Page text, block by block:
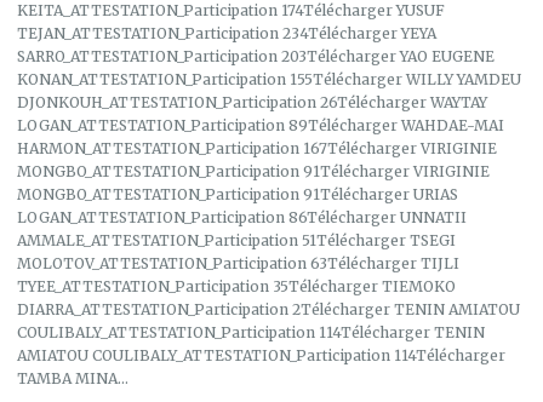
KEITA_ATTESTATION_Participation 174Télécharger YUSUF
TEJAN_ATTESTATION_Participation 234Télécharger YEYA
SARRO_ATTESTATION_Participation 203Télécharger YAO EUGENE
KONAN_ATTESTATION_Participation 155Télécharger WILLY YAMDEU
DJONKOUH_ATTESTATION_Participation 26Télécharger WAYTAY
LOGAN_ATTESTATION_Participation 89Télécharger WAHDAE-MAI
HARMON_ATTESTATION_Participation 167Télécharger VIRIGINIE
MONGBO_ATTESTATION_Participation 91Télécharger VIRIGINIE
MONGBO_ATTESTATION_Participation 91Télécharger URIAS
LOGAN_ATTESTATION_Participation 86Télécharger UNNATII
AMMALE_ATTESTATION_Participation 51Télécharger TSEGI
MOLOTOV_ATTESTATION_Participation 63Télécharger TIJLI
TYEE_ATTESTATION_Participation 35Télécharger TIEMOKO
DIARRA_ATTESTATION_Participation 2Télécharger TENIN AMIATOU
COULIBALY_ATTESTATION_Participation 114Télécharger TENIN
AMIATOU COULIBALY_ATTESTATION_Participation 114Télécharger
TAMBA MINA…